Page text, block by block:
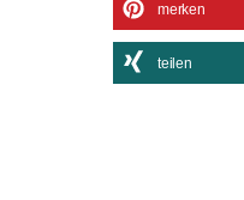
merken
teilen